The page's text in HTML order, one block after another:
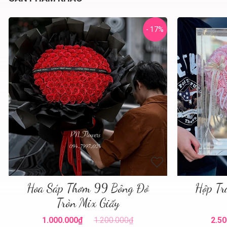
- 17%
Hoa Sáp Thơm 99 Bông Đỏ
Tròn Mix Giấy
1.000.000₫ 1.200.000₫
Hộp